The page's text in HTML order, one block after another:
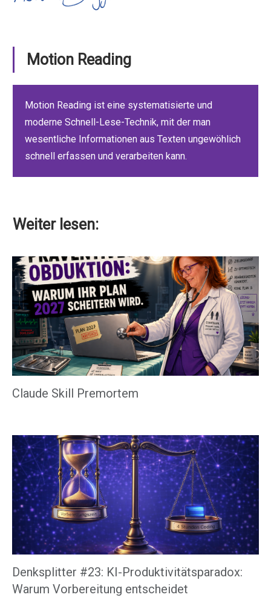
Motion Reading
Motion Reading ist eine systematisierte und
moderne Schnell-Lese-Technik, mit der man
wesentliche Informationen aus Texten ungewöhlich
schnell erfassen und verarbeiten kann.
Weiter lesen:
Claude Skill Premortem
Denksplitter #23: KI-Produktivitätsparadox:
Warum Vorbereitung entscheidet